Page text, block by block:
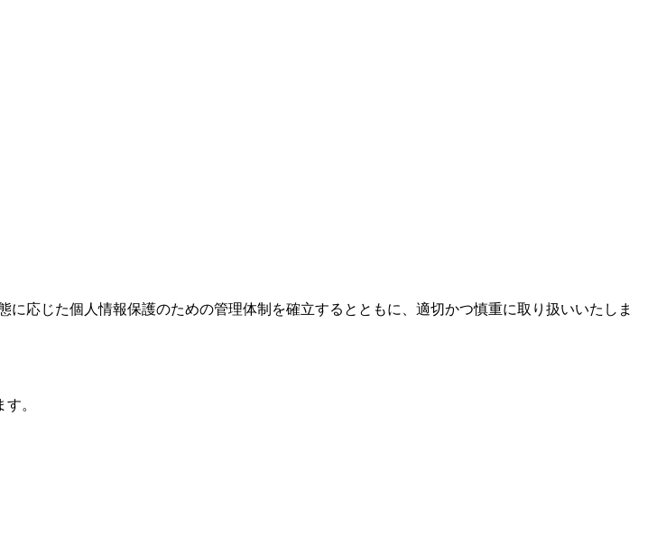
応じた個人情報保護のための管理体制を確立するとともに、適切かつ慎重に取り扱いいたしま
。